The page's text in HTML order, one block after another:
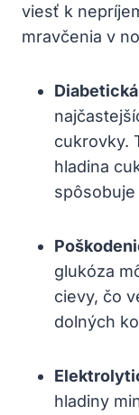
viesť k
mravčenia v
cukrovky.
hladina
glukóza
cievy, čo
dolných
hladiny